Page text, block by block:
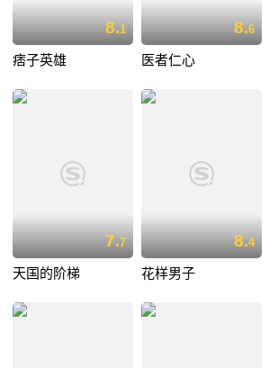
8.1
痞子英雄
8.6
医者仁心
7.7
天国的阶梯
8.4
花样男子